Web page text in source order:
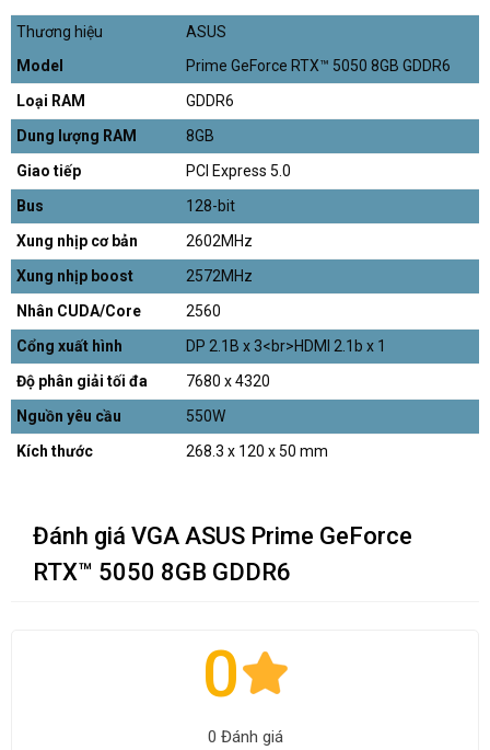
Thương hiệu
ASUS
Model
Prime GeForce RTX™ 5050 8GB GDDR6
Loại RAM
GDDR6
Dung lượng RAM
8GB
Giao tiếp
PCI Express 5.0
Bus
128-bit
Xung nhịp cơ bản
2602MHz
Xung nhịp boost
2572MHz
Nhân CUDA/Core
2560
Cổng xuất hình
DP 2.1B x 3<br>HDMI 2.1b x 1
Độ phân giải tối đa
7680 x 4320
Nguồn yêu cầu
550W
Kích thước
268.3 x 120 x 50 mm
Đánh giá VGA ASUS Prime GeForce
RTX™ 5050 8GB GDDR6
0
0 Đánh giá